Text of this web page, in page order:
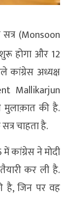
(Monsoon
होगा और 12
अध्यक्ष
Mallikarjun
मुलाक़ात की है.
चाहता है.
कांग्रेस ने मोदी
कर ली है.
है, जिन पर वह